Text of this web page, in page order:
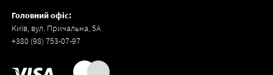
Головний офіс:
Київ, вул. Причальна, 5А
+380 (98) 753-07-97